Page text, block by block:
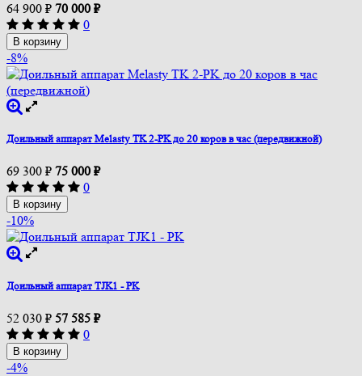
64 900 ₽ 70 000 ₽
0
В корзину
-8%
Доильный аппарат Melasty TK 2-PK до 20 коров в час (передвижной)
69 300 ₽ 75 000 ₽
0
В корзину
-10%
Доильный аппарат TJK1 - PK
52 030 ₽ 57 585 ₽
0
В корзину
-4%